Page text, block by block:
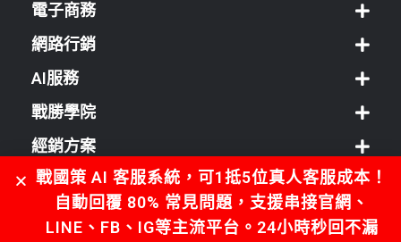
電子商務
網路行銷
AI服務
戰勝學院
經銷方案
客服中心
戰國策 AI 客服系統，可1抵5位真人客服成本！
自動回覆 80% 常見問題，支援串接官網、
LINE、FB、IG等主流平台。24小時秒回不漏